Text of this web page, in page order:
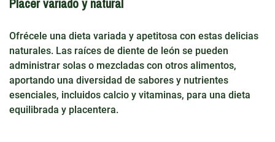
Placer variado y natural
Ofrécele una dieta variada y apetitosa con estas delicias
naturales. Las raíces de diente de león se pueden
administrar solas o mezcladas con otros alimentos,
aportando una diversidad de sabores y nutrientes
esenciales, incluidos calcio y vitaminas, para una dieta
equilibrada y placentera.